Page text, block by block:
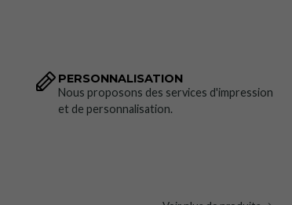
PERSONNALISATION
Nous proposons des services d'impression
et de personnalisation.